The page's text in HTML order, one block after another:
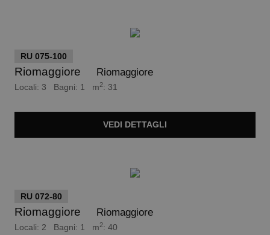
RU 075-100
Riomaggiore Riomaggiore
Locali: 3 Bagni: 1 m2: 31
VEDI DETTAGLI
RU 072-80
Riomaggiore Riomaggiore
Locali: 2 Bagni: 1 m2: 40